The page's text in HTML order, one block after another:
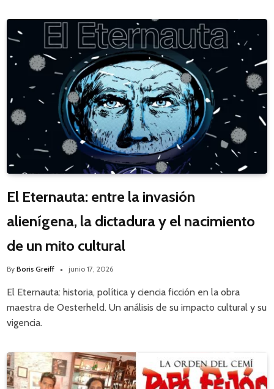
El Eternauta: entre la invasión
alienígena, la dictadura y el nacimiento
de un mito cultural
By Boris Greiff junio 17, 2026
El Eternauta: historia, política y ciencia ficción en la obra
maestra de Oesterheld. Un análisis de su impacto cultural y su
vigencia.